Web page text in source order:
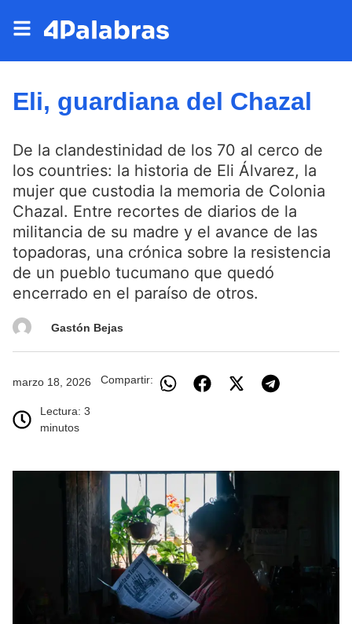
Eli, guardiana del Chazal
De la clandestinidad de los 70 al cerco de
los countries: la historia de Eli Álvarez, la
mujer que custodia la memoria de Colonia
Chazal. Entre recortes de diarios de la
militancia de su madre y el avance de las
topadoras, una crónica sobre la resistencia
de un pueblo tucumano que quedó
encerrado en el paraíso de otros.
Gastón Bejas
marzo 18, 2026
Lectura: 3
minutos
Compartir: